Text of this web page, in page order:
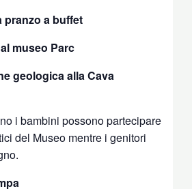
pranzo a buffet
museo Parc
geologica alla Cava
i bambini possono partecipare
del Museo mentre i genitori